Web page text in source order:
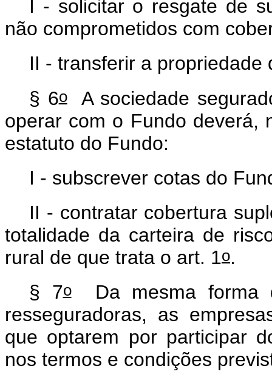
I - solicitar o resgate de
não comprometidos com
II - transferir a
§ 6oA sociedade
operar com o Fundo deverá,
estatuto do Fundo:
I - subscrever cotas do
II - contratar cobertura
totalidade da carteira de
rural de que trata o art. 1o.
§ 7oDa mesma forma
resseguradoras, as
que optarem por participar
nos termos e condições